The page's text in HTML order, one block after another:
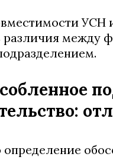
УСН
различия между
определение